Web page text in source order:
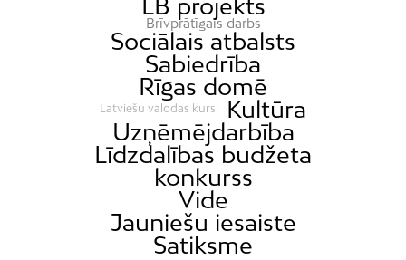
Brīvprātīgais darbs
Sociālais atbalsts
Sabiedrība
Rīgas domē
Latviešu valodas kursi
Kultūra
Uzņēmējdarbība
Līdzdalības budžeta
konkurss
Vide
Jauniešu iesaiste
Satiksme